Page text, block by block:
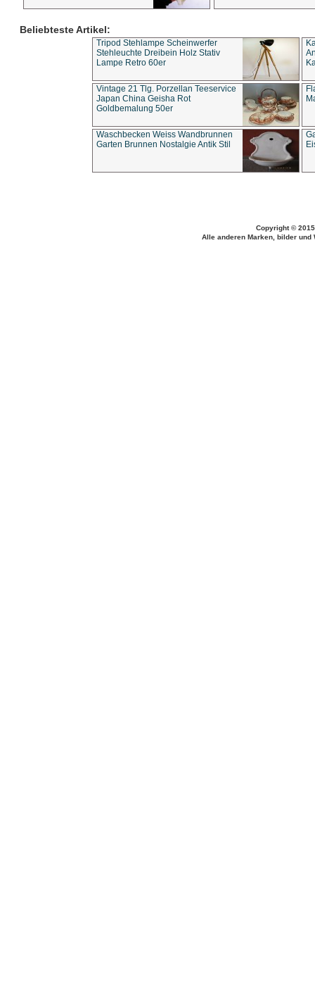
Beliebteste Artikel:
Tripod Stehlampe Scheinwerfer
Stehleuchte Dreibein Holz Stativ
Lampe Retro 60er
Vintage 21 Tlg. Porzellan Teeservice
Japan China Geisha Rot
Goldbemalung 50er
Waschbecken Weiss Wandbrunnen
Garten Brunnen Nostalgie Antik Stil
Copyright ©
Alle anderen Marken, bilder und